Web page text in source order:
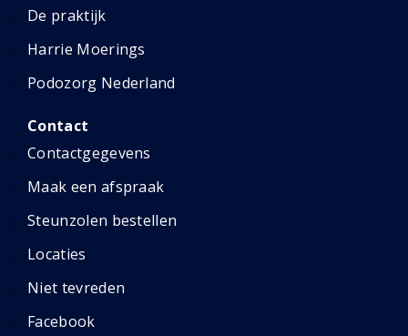
De praktijk
Harrie Moerings
Podozorg Nederland
Contact
Contactgegevens
Maak een afspraak
Steunzolen bestellen
Locaties
Niet tevreden
Facebook